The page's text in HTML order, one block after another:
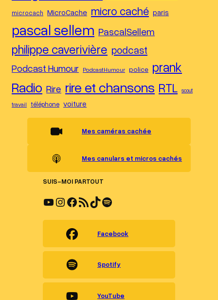
microcach MicroCache micro caché paris
pascal sellem PascalSellem
philippe caverivière podcast
Podcast Humour PodcastHumour police prank
Radio Rire rire et chansons RTL scout
travail téléphone voiture
Mes caméras cachée
Mes canulars et micros cachés
SUIS-MOI PARTOUT
YouTube Instagram Facebook Flux RSS TikTok Spotify
Facebook
Spotify
YouTube